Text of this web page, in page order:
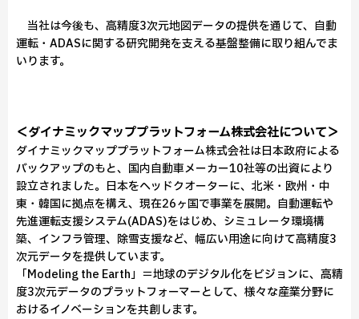
当社は今後も、高精度3次元地図データの提供を通じて、自動
運転・ADASに関する研究開発を支える基盤整備に取り組んでま
いります。
＜ダイナミックマッププラットフォーム株式会社について＞
ダイナミックマッププラットフォーム株式会社は日本政府による
バックアップのもと、国内自動車メーカー10社等の出資により
設立されました。日本をヘッドクオーターに、北米・欧州・中
東・韓国に拠点を構え、現在26ヶ国で事業を展開。自動運転や
先進運転支援システム(ADAS)をはじめ、シミュレータ環境構
築、インフラ管理、除雪支援など、幅広い用途に向けて高精度3
次元データを提供しています。
「Modeling the Earth」＝地球のデジタル化をビジョンに、高精
度3次元データのプラットフォーマーとして、様々な産業分野に
おけるイノベーションを共創します。